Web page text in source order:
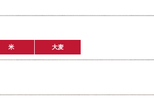
米 大麦